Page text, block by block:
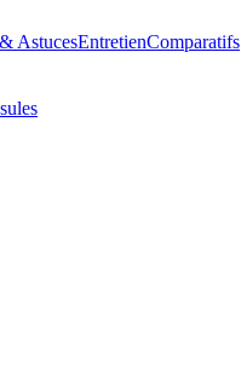
AstucesEntretienComparatifs